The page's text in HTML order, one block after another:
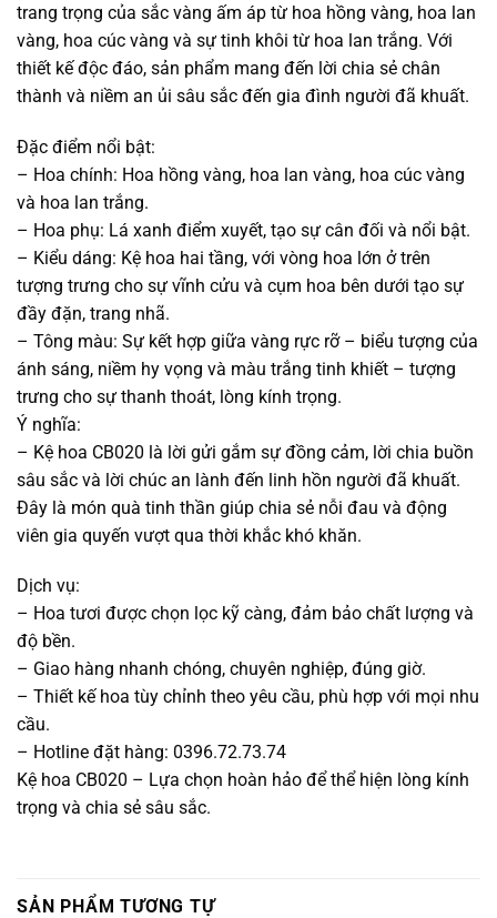
trang trọng của sắc vàng ấm áp từ hoa hồng vàng, hoa lan
vàng, hoa cúc vàng và sự tinh khôi từ hoa lan trắng. Với
thiết kế độc đáo, sản phẩm mang đến lời chia sẻ chân
thành và niềm an ủi sâu sắc đến gia đình người đã khuất.
Đặc điểm nổi bật:
– Hoa chính: Hoa hồng vàng, hoa lan vàng, hoa cúc vàng
và hoa lan trắng.
– Hoa phụ: Lá xanh điểm xuyết, tạo sự cân đối và nổi bật.
– Kiểu dáng: Kệ hoa hai tầng, với vòng hoa lớn ở trên
tượng trưng cho sự vĩnh cửu và cụm hoa bên dưới tạo sự
đầy đặn, trang nhã.
– Tông màu: Sự kết hợp giữa vàng rực rỡ – biểu tượng của
ánh sáng, niềm hy vọng và màu trắng tinh khiết – tượng
trưng cho sự thanh thoát, lòng kính trọng.
Ý nghĩa:
– Kệ hoa CB020 là lời gửi gắm sự đồng cảm, lời chia buồn
sâu sắc và lời chúc an lành đến linh hồn người đã khuất.
Đây là món quà tinh thần giúp chia sẻ nỗi đau và động
viên gia quyến vượt qua thời khắc khó khăn.
Dịch vụ:
– Hoa tươi được chọn lọc kỹ càng, đảm bảo chất lượng và
độ bền.
– Giao hàng nhanh chóng, chuyên nghiệp, đúng giờ.
– Thiết kế hoa tùy chỉnh theo yêu cầu, phù hợp với mọi nhu
cầu.
– Hotline đặt hàng: 0396.72.73.74
Kệ hoa CB020 – Lựa chọn hoàn hảo để thể hiện lòng kính
trọng và chia sẻ sâu sắc.
SẢN PHẨM TƯƠNG TỰ